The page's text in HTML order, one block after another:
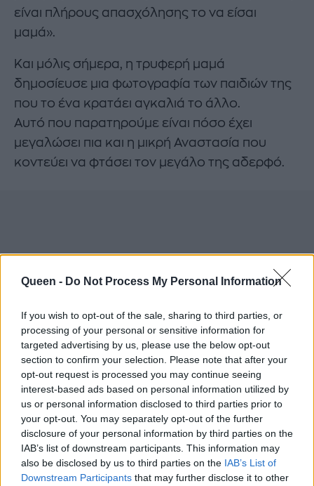
Queen - Do Not Process My Personal Information
If you wish to opt-out of the sale, sharing to third parties, or
processing of your personal or sensitive information for
targeted advertising by us, please use the below opt-out
section to confirm your selection. Please note that after your
opt-out request is processed you may continue seeing
interest-based ads based on personal information utilized by
us or personal information disclosed to third parties prior to
your opt-out. You may separately opt-out of the further
disclosure of your personal information by third parties on the
IAB’s list of downstream participants. This information may
also be disclosed by us to third parties on the IAB’s List of
Downstream Participants that may further disclose it to other
είναι πλήρους απασχόλησης το να είσαι
μαμά».
Και μόλις σήμερα, η τρυφερή μαμά
δημοσίευσε μια φωτογραφία των παιδιών της
που το ένα κρατάει αγκαλιά το άλλο.
Αυτό που παρατηρούμε είναι πόσο έχει
μεγαλώσει πια και η μικρή Αναστασία που
κοντεύει να φτάσει τον μεγάλο της αδερφό.